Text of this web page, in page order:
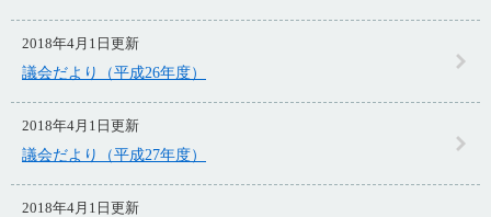
2018年4月1日更新
議会だより（平成26年度）
2018年4月1日更新
議会だより（平成27年度）
2018年4月1日更新